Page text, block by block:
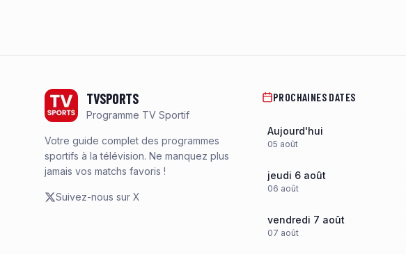
TVSPORTS
Programme TV Sportif
Votre guide complet des programmes
sportifs à la télévision. Ne manquez plus
jamais vos matchs favoris !
Suivez-nous sur X
PROCHAINES DATES
Aujourd'hui
05 août
jeudi 6 août
06 août
vendredi 7 août
07 août